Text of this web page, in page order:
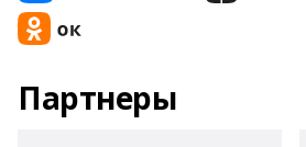
Партнеры